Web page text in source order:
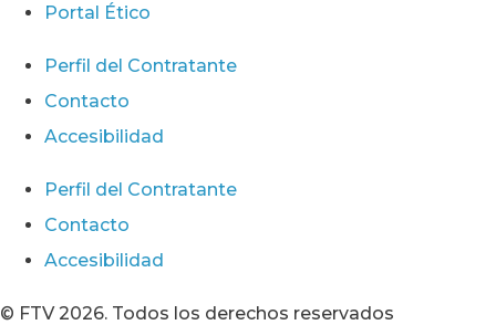
Portal Ético
Perfil del Contratante
Contacto
Accesibilidad
Perfil del Contratante
Contacto
Accesibilidad
© FTV 2026. Todos los derechos reservados